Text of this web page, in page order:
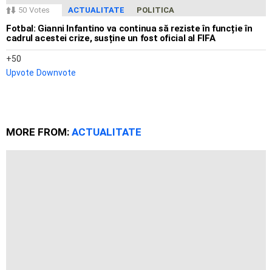
50 Votes ACTUALITATE POLITICA
Fotbal: Gianni Infantino va continua să reziste în funcție în
cadrul acestei crize, susține un fost oficial al FIFA
50
Upvote Downvote
MORE FROM: ACTUALITATE